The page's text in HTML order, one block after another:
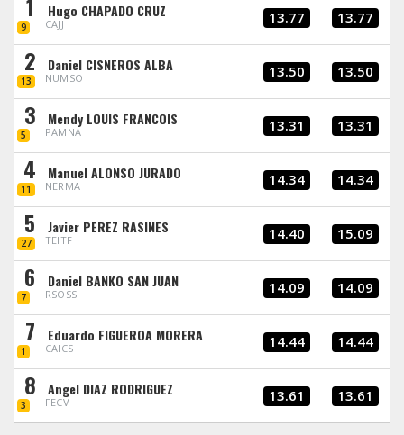
1
9
Hugo CHAPADO CRUZ
CAJJ 13.77 13.77
2
13
Daniel CISNEROS ALBA
NUMSO 13.50 13.50
3
5
Mendy LOUIS FRANCOIS
PAMNA 13.31 13.31
4
11
Manuel ALONSO JURADO
NERMA 14.34 14.34
5
27
Javier PEREZ RASINES
TEITF 14.40 15.09
6
7
Daniel BANKO SAN JUAN
RSOSS 14.09 14.09
7
1
Eduardo FIGUEROA MORERA
CAICS 14.44 14.44
8
3
Angel DIAZ RODRIGUEZ
FECV 13.61 13.61